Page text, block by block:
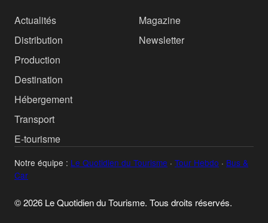
Actualités
Distribution
Production
Destination
Hébergement
Transport
E-tourisme
Magazine
Newsletter
Notre équipe : Le Quotidien du Tourisme · Tour Hebdo · Bus &
Car
© 2026 Le Quotidien du Tourisme. Tous droits réservés.